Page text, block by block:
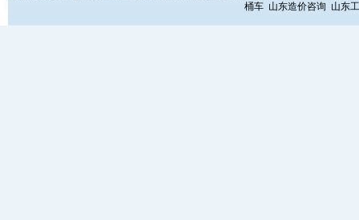
桶车 山东造价咨询 山东